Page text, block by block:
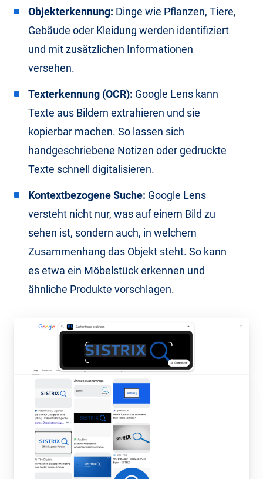
Objekterkennung: Dinge wie Pflanzen, Tiere,
Gebäude oder Kleidung werden identifiziert
und mit zusätzlichen Informationen
versehen.
Texterkennung (OCR): Google Lens kann
Texte aus Bildern extrahieren und sie
kopierbar machen. So lassen sich
handgeschriebene Notizen oder gedruckte
Texte schnell digitalisieren.
Kontextbezogene Suche: Google Lens
versteht nicht nur, was auf einem Bild zu
sehen ist, sondern auch, in welchem
Zusammenhang das Objekt steht. So kann
es etwa ein Möbelstück erkennen und
ähnliche Produkte vorschlagen.